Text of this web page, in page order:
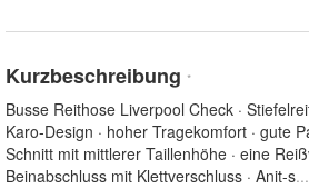
Kurzbeschreibung *
Busse Reithose Liverpool Check ·
Karo-Design · hoher Tragekomfort · gute
Schnitt mit mittlerer Taillenhöhe · eine
Beinabschluss mit Klettverschluss · Anit-s